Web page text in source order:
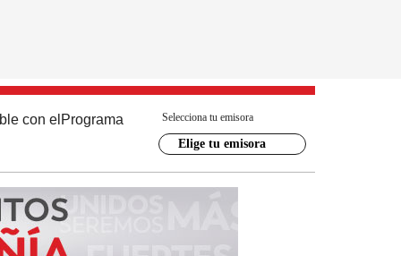
con el Programa Selecciona tu emisora
Elige tu emisora